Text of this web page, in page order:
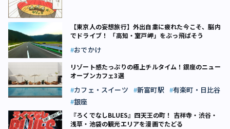
【東京人の妄想旅行】外出自粛に疲れた今こそ、脳内
でドライブ！ 「高知・室戸岬」をぶっ飛ばそう
おでかけ
リゾート感たっぷりの極上チルタイム！銀座のニュー
オープンカフェ3選
カフェ・スイーツ 新富町駅
有楽町・日比谷
銀座
『ろくでなしBLUES』四天王の町！ 吉祥寺・渋谷・
浅草・池袋の観光エリアを漫画でたどる